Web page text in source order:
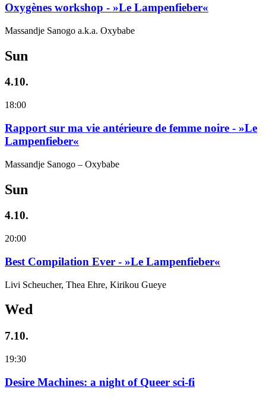
Oxygènes workshop - »Le Lampenfieber«
Massandje Sanogo a.k.a. Oxybabe
Sun
4.10.
18:00
Rapport sur ma vie antérieure de femme noire - »Le
Lampenfieber«
Massandje Sanogo – Oxybabe
Sun
4.10.
20:00
Best Compilation Ever - »Le Lampenfieber«
Livi Scheucher, Thea Ehre, Kirikou Gueye
Wed
7.10.
19:30
Desire Machines: a night of Queer sci-fi